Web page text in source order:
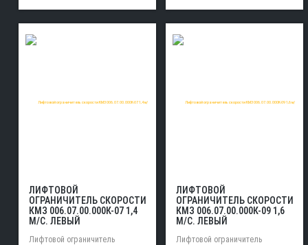
ЛИФТОВОЙ
ОГРАНИЧИТЕЛЬ СКОРОСТИ
КМЗ 006.07.00.000К-07 1,4
М/С. ЛЕВЫЙ
Лифтовой ограничитель
ЛИФТОВОЙ
ОГРАНИЧИТЕЛЬ СКОРОСТИ
КМЗ 006.07.00.000К-09 1,6
М/С. ЛЕВЫЙ
Лифтовой ограничитель